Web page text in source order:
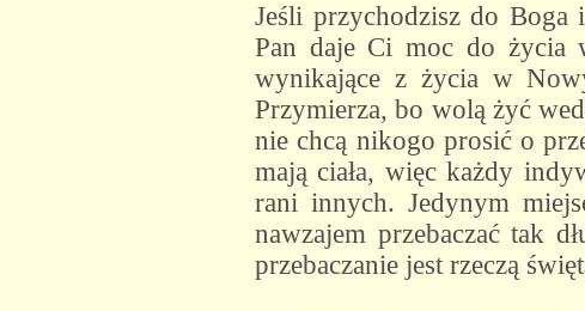
Jeśli przychodzisz do Boga
Pan daje Ci moc do życia
wynikające z życia w
Przymierza, bo wolą żyć
nie chcą nikogo prosić o
mają ciała, więc każdy
rani innych. Jedynym
nawzajem przebaczać tak
przebaczanie jest rzeczą